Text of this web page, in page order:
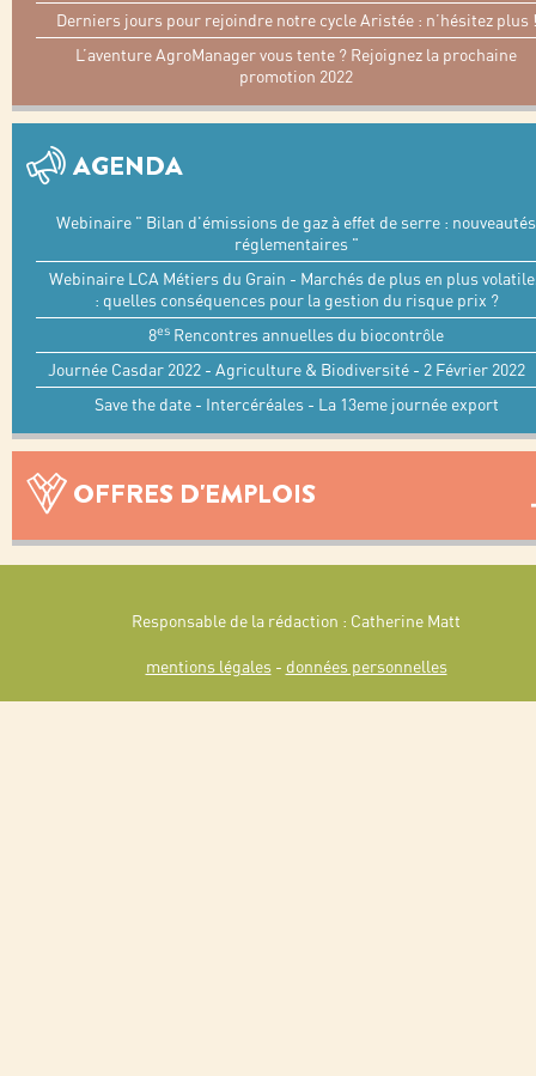
Derniers jours pour rejoindre notre cycle Aristée : n’hésitez plus !
L’aventure AgroManager vous tente ? Rejoignez la prochaine
promotion 2022
AGENDA
Webinaire " Bilan d'émissions de gaz à effet de serre : nouveautés
réglementaires "
Webinaire LCA Métiers du Grain - Marchés de plus en plus
: quelles conséquences pour la gestion du risque prix ?
8es Rencontres annuelles du biocontrôle
Journée Casdar 2022 - Agriculture & Biodiversité - 2 Février 2022
Save the date - Intercéréales - La 13eme journée export
OFFRES D'EMPLOIS
Responsable de la rédaction : Catherine Matt
mentions légales - données personnelles